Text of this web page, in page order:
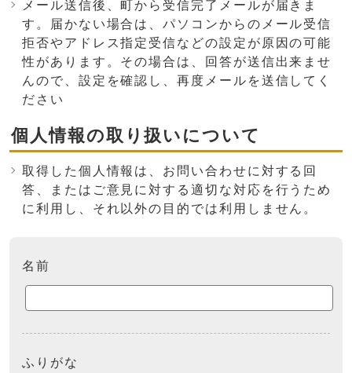
メール送信後、町から受信完了メールが届きま
す。届かない場合は、パソコンからのメール受信
拒否やアドレス指定受信などの設定が原因の可能
性があります。その場合は、回答が送信出来ませ
んので、設定を確認し、再度メールを送信してく
ださい
個人情報の取り扱いについて
取得した個人情報は、お問い合わせに対する回
答、またはご意見に対する適切な対応を行うため
に利用し、それ以外の目的では利用しません。
名前
ふりがな